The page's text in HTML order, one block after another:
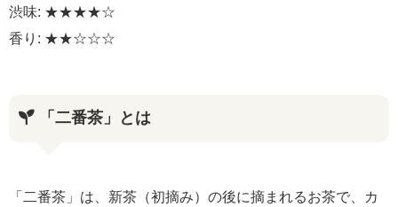
渋味: ★★★★☆
香り: ★★☆☆☆
「二番茶」とは
「二番茶」は、新茶（初摘み）の後に摘まれるお茶で、カ